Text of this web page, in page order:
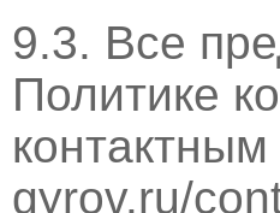
9.3. Все
Политике
gyrov.ru/